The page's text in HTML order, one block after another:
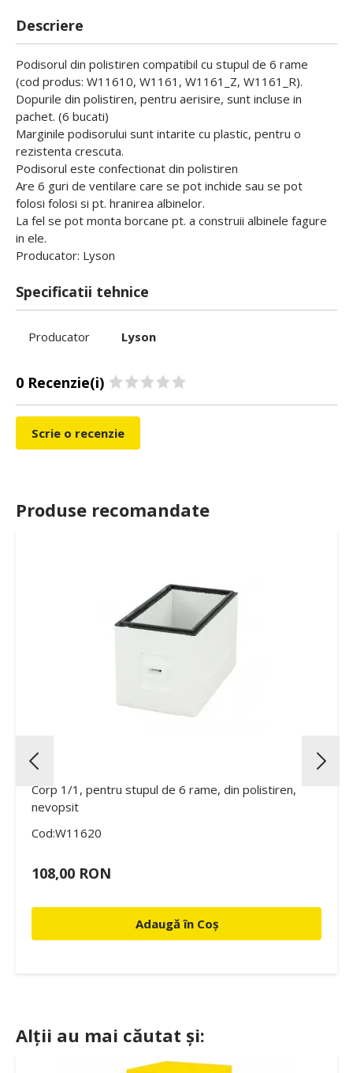
Descriere
Podisorul din polistiren compatibil cu stupul de 6 rame
(cod produs: W11610, W1161, W1161_Z, W1161_R).
Dopurile din polistiren, pentru aerisire, sunt incluse in
pachet. (6 bucati)
Marginile podisorului sunt intarite cu plastic, pentru o
rezistenta crescuta.
Podisorul este confectionat din polistiren
Are 6 guri de ventilare care se pot inchide sau se pot
folosi folosi si pt. hranirea albinelor.
La fel se pot monta borcane pt. a construii albinele fagure
in ele.
Producator: Lyson
Specificatii tehnice
Producator Lyson
0 Recenzie(i)
Scrie o recenzie
Produse recomandate
Corp 1/1, pentru stupul de 6 rame, din polistiren,
nevopsit
Cod:W11620
108,00 RON
Adaugă în Coș
Alții au mai căutat și: